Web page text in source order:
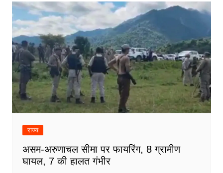
राज्य
असम-अरुणाचल सीमा पर फायरिंग, 8 ग्रामीण
घायल, 7 की हालत गंभीर